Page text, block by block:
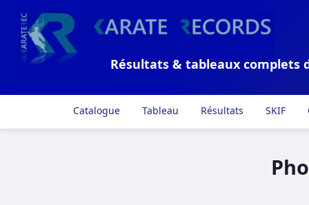
Résultats & tableaux complets
Catalogue Tableau Résultats SKIF